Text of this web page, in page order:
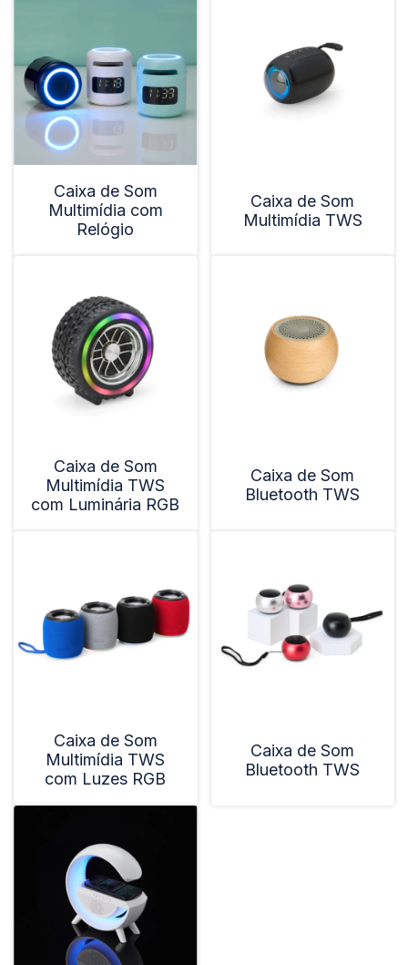
Caixa de Som
Multimídia com
Relógio
Caixa de Som
Multimídia TWS
Caixa de Som
Multimídia TWS
com Luminária RGB
Caixa de Som
Bluetooth TWS
Caixa de Som
Multimídia TWS
com Luzes RGB
Caixa de Som
Bluetooth TWS